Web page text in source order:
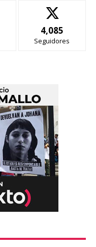
4,085
Seguidores